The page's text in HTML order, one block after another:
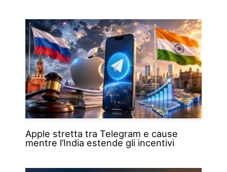
Apple stretta tra Telegram e cause
mentre l’India estende gli incentivi